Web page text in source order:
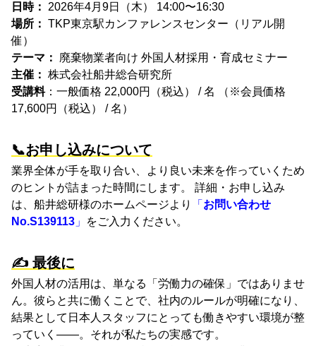
日時： 2026年4月9日（木） 14:00〜16:30
場所： TKP東京駅カンファレンスセンター（リアル開
催）
テーマ：
廃棄物業者向け 外国人材採用・育成セミナー
主催： 株式会社船井総合研究所
受講料：一般価格 22,000円（税込） / 名 （※会員価格
17,600円（税込） / 名）
📞お申し込みについて
業界全体が手を取り合い、
より良い未来を作っていくため
のヒントが詰まった時間にします。
詳細・お申し込み
は、 船井総研様のホームページより 「 お問い合わせ
No.S139113 」 をご入力ください。
✍️ 最後に
外国人材の活用は、単なる「労働力の確保」ではありませ
ん。彼らと共に働くことで、社内のルールが明確になり、
結果として日本人スタッフにとっても働きやすい環境が整
っていく――。それが私たちの実感です。